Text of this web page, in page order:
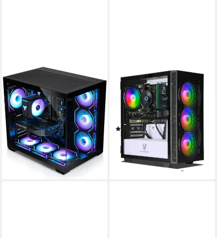
KIEBEL
Panorama V Gaming-PC
AMD Ryzen 7 Prozessor
RTX 5060 8 GB Grafikkarte
2000 GB Speicherkapazität
(19)
1.379,00 € UVP1.499,00 €
40,04 €mtl. in 48 Raten
-8%
lieferbar - in 5-6 Werktagen bei dir
ANKERMANN-PC
Gaming V1 Gaming-PC
Intel Core i7 Prozessor
GeForce RTX 5060 Ti 8 GB Grafikkarte
16 GB DDR4 Arbeitsspeicher
(17)
889,00 € UVP1.169,00 €
25,81 €
mtl. in 48 Raten
-24%
lieferbar - in 2-3 Werktagen bei dir